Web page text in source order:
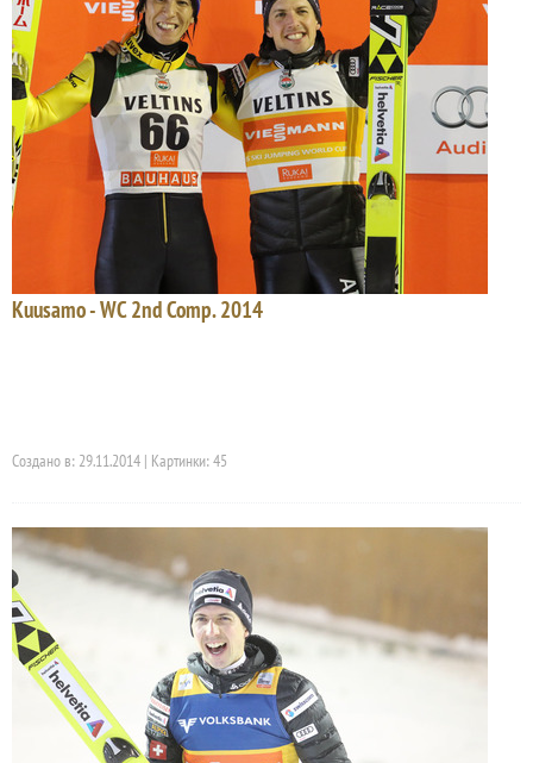
Kuusamo - WC 2nd Comp. 2014
Создано в: 29.11.2014 | Картинки: 45